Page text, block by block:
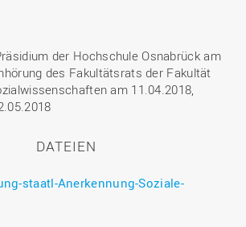
der Hochschule Osnabrück am
des Fakultätsrats der Fakultät
am 11.04.2018,
DATEIEN
staatl-Anerkennung-Soziale-